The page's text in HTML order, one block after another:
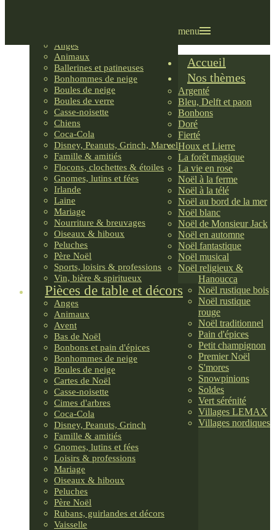
Anges
Animaux
Ballerines et patineuses
Bonhommes de neige
Boules de neige
Boules de verre
Casse-noisette
Chiens
Coca-Cola
Disney, Peanuts, Grinch, Marvel
Famille & amitiés
Flocons, clochettes & étoiles
Gnomes, lutins et fées
Irlande
Laine
Mariage
Nourriture & breuvages
Oiseaux & hiboux
Peluches
Père Noël
Sports, loisirs & professions
Vin, bière & spiritueux
Pièces de table et décors
Anges
Animaux
Avent
Bas de Noël
Bonbons et pain d'épices
Bonhommes de neige
Boules de neige
Cartes de Noël
Casse-noisette
Cimes d'arbres
Coca-Cola
Disney, Peanuts, Grinch
Famille & amitiés
Gnomes, lutins et fées
Loisirs & professions
Mariage
Oiseaux & hiboux
Peluches
Père Noël
Rubans, guirlandes et décors
Vaisselle
menu
Accueil
Nos thèmes
Argenté
Bleu, Delft et paon
Bonbons
Doré
Fierté
Houx et Lierre
La forêt magique
La vie en rose
Noël à la ferme
Noël à la télé
Noël au bord de la mer
Noël blanc
Noël de Monsieur Jack
Noël en automne
Noël fantastique
Noël musical
Noël religieux &
Hanoucca
Noël rustique bois
Noël rustique
rouge
Noël traditionnel
Pain d'épices
Petit champignon
Premier Noël
S'mores
Snowpinions
Soldes
Vert sérénité
Villages LEMAX
Villages nordiques